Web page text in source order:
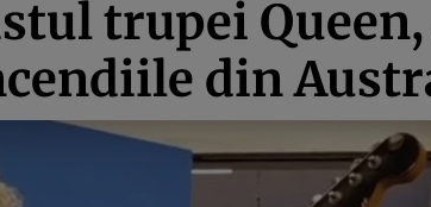
trupei
din